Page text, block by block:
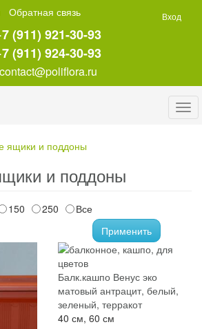
Обратная связь
(911) 921-30-93
(911) 924-30-93
contact@poliflora.ru
Вход
ящики и поддоны
и поддоны
150 250
Все
Применить
Балк.кашпо Венус эко
матовый антрацит, белый,
зеленый, терракот
40 см, 60 см